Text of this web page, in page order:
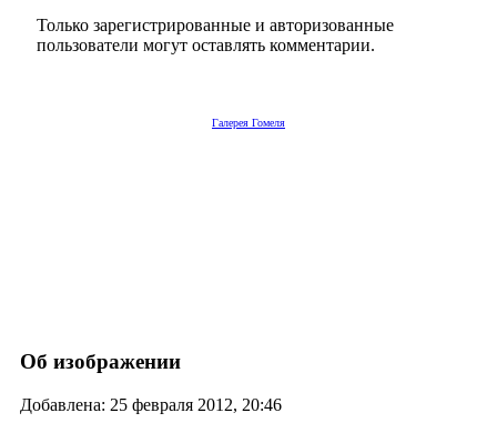
Только зарегистрированные и авторизованные
пользователи могут оставлять комментарии.
Галерея Гомеля
Об изображении
Добавлена: 25 февраля 2012, 20:46